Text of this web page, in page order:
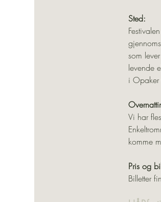
Sted:
som
levende
i Opaker
Vi har
komme
Pris og
Billetter